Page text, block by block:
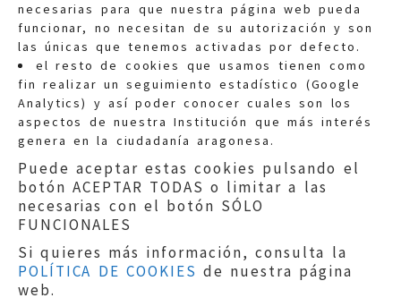
necesarias para que nuestra página web pueda
funcionar, no necesitan de su autorización y son
las únicas que tenemos activadas por defecto.
el resto de cookies que usamos tienen como
fin realizar un seguimiento estadístico (Google
Analytics) y así poder conocer cuales son los
aspectos de nuestra Institución que más interés
genera en la ciudadanía aragonesa.
Puede aceptar estas cookies pulsando el
botón ACEPTAR TODAS o limitar a las
necesarias con el botón SÓLO
FUNCIONALES
Si quieres más información, consulta la
POLÍTICA DE COOKIES de nuestra página
web.
Quejas:quejas@eljusticiadearagon.es
Información general:
informacion@eljusticiadearagon.es
Teléfonos:900 210 210/
Aviso legal|Política de privacidad|